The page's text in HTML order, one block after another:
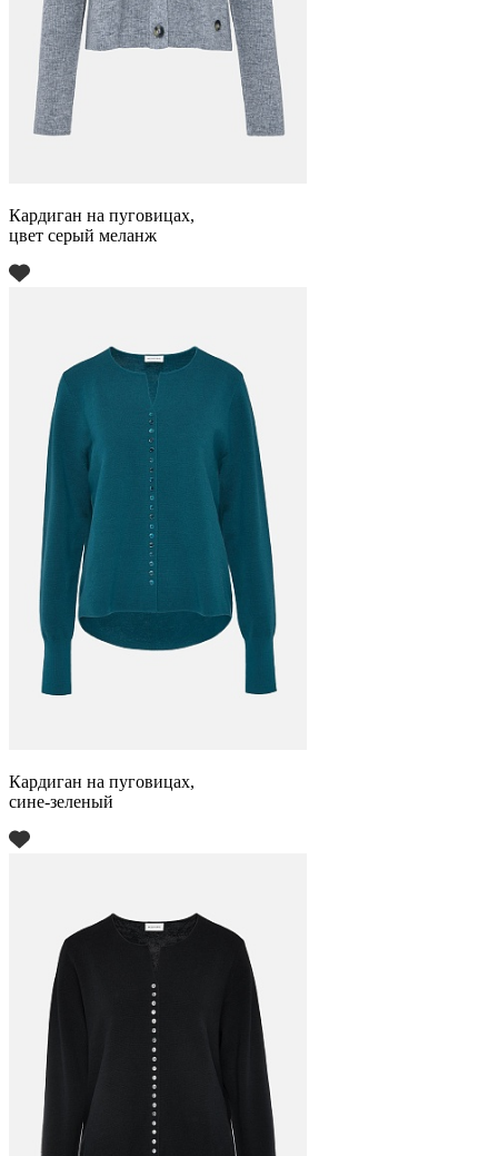
Кардиган на пуговицах,
цвет серый меланж
Кардиган на пуговицах,
сине-зеленый